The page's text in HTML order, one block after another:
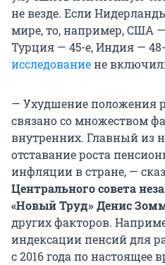
не везде. Если
мире, то, например, США
Турция — 45-е, Индия —
исследованиене
— Ухудшение положения
связано со множеством
внутренних. Главный из
отставание роста
инфляции в стране, —
Центрального совета
«Новый Труд» Денис
других факторов.
индексации пенсий для
с 2016 года по настоящее